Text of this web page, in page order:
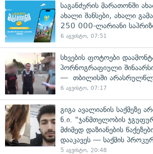
საგანძურის მარათონში
ახალი შანსები, ახალი
250 000-ლარიანი
6 აგვისტო, 07:51
სხვების ფოტოები
პორნოგრაფიული
— თბილისში
6 აგვისტო, 07:17
გიგა ავალიანის საქმეზე
ნ.ი. "ჯანმთელობის
მძიმედ დაზიანების
დააკავეს — საქმის
5 აგვისტო, 20:48